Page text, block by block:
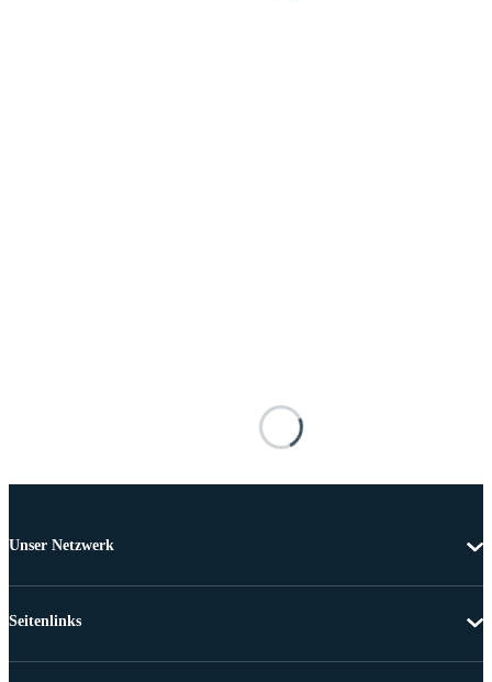
Unser Netzwerk
Seitenlinks